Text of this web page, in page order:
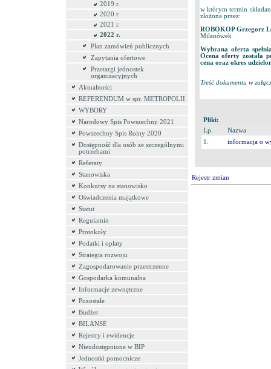
2019 r.
2020 r.
2021 r.
2022 r.
Plan zamówień publicznych
Zapytania ofertowe
Przetargi jednostek
organizacyjnych
Aktualności
REFERENDUM w spr. METROPOLII
WYBORY
Narodowy Spis Powszechny 2021
Powszechny Spis Rolny 2020
Dostępność dla osób ze szczególnymi
potrzebami
Referaty
Stanowiska
Konkursy na stanowisko
Oświadczenia majątkowe
Statut
Regulamin
Protokoły
Podatki i opłaty
Strategia rozwoju
Zagospodarowanie przestrzenne
Gospodarka komunalna
Informacje zewnętrzne
Pozostałe
Budżet
BILANSE
Rejestry i ewidencje
Nieudostępnione w BIP
Jednostki pomocnicze
w którym termin
złożona przez:
ROBOKOP Grzegorz
Milanówek
Wybrana oferta
Ocena oferty została
cena oraz okres
Treść dokumentu w
Pliki:
Lp.
Nazwa
1.
informacja o
Rejestr zmian